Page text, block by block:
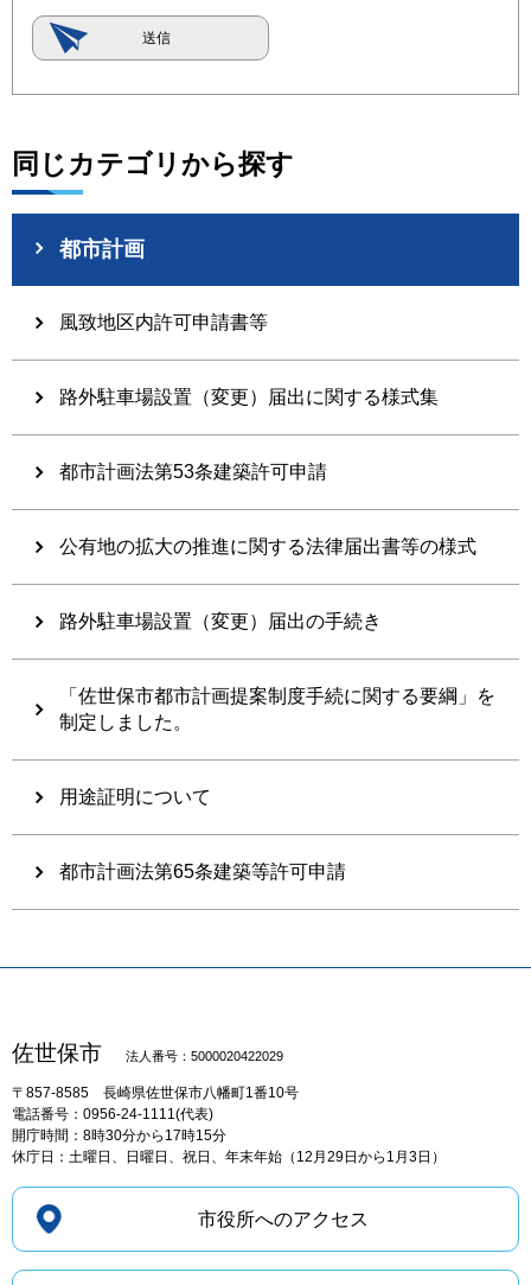
同じカテゴリから探す
都市計画
風致地区内許可申請書等
路外駐車場設置（変更）届出に関する様式集
都市計画法第53条建築許可申請
公有地の拡大の推進に関する法律届出書等の様式
路外駐車場設置（変更）届出の手続き
「佐世保市都市計画提案制度手続に関する要綱」を
制定しました。
用途証明について
都市計画法第65条建築等許可申請
佐世保市 法人番号：5000020422029
〒857-8585 長崎県佐世保市八幡町1番10号
電話番号：0956-24-1111(代表)
開庁時間：8時30分から17時15分
休庁日：土曜日、日曜日、祝日、年末年始（12月29日から1月3日）
市役所へのアクセス